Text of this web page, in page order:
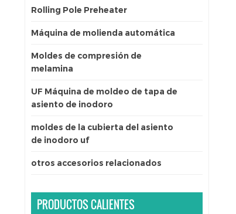
Rolling Pole Preheater
Máquina de molienda automática
Moldes de compresión de
melamina
UF Máquina de moldeo de tapa de
asiento de inodoro
moldes de la cubierta del asiento
de inodoro uf
otros accesorios relacionados
PRODUCTOS CALIENTES